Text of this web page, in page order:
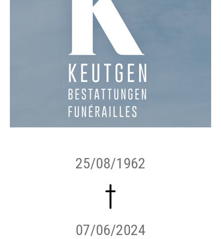
25/08/1962
07/06/2024